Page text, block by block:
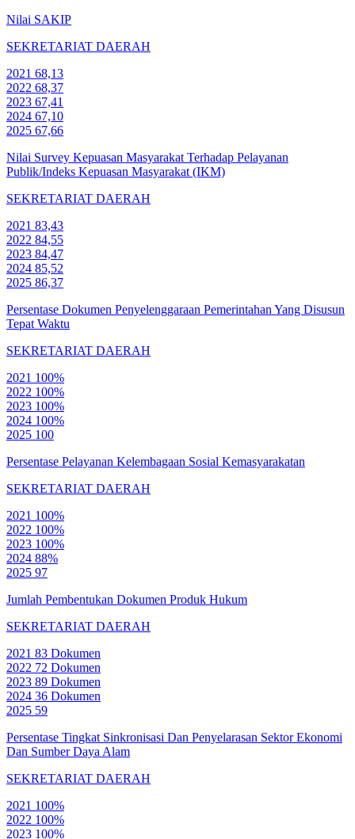
Nilai SAKIP
SEKRETARIAT DAERAH
2021 68,13
2022 68,37
2023 67,41
2024 67,10
2025 67,66
Nilai Survey Kepuasan Masyarakat Terhadap Pelayanan
Publik/Indeks Kepuasan Masyarakat (IKM)
SEKRETARIAT DAERAH
2021 83,43
2022 84,55
2023 84,47
2024 85,52
2025 86,37
Persentase Dokumen Penyelenggaraan Pemerintahan Yang Disusun
Tepat Waktu
SEKRETARIAT DAERAH
2021 100%
2022 100%
2023 100%
2024 100%
2025 100
Persentase Pelayanan Kelembagaan Sosial Kemasyarakatan
SEKRETARIAT DAERAH
2021 100%
2022 100%
2023 100%
2024 88%
2025 97
Jumlah Pembentukan Dokumen Produk Hukum
SEKRETARIAT DAERAH
2021 83 Dokumen
2022 72 Dokumen
2023 89 Dokumen
2024 36 Dokumen
2025 59
Persentase Tingkat Sinkronisasi Dan Penyelarasan Sektor Ekonomi
Dan Sumber Daya Alam
SEKRETARIAT DAERAH
2021 100%
2022 100%
2023 100%